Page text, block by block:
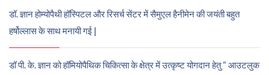
डॉ. ज्ञान होम्योपैथी हॉस्पिटल और रिसर्च सेंटर में सैमुएल हैनीमेन की जयंती बहुत
हर्षोल्लास के साथ मनायी गई |
डॉ पी. के. ज्ञान को हॉमियोपैथिक चिकित्सा के क्षेत्र में उत्कृष्ट योगदान हेतु “ आउटलुक